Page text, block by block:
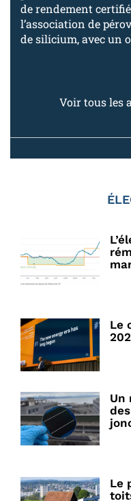
de rendement
l’association de
de silicium, avec un
Voir tous les
Le
Un
Le